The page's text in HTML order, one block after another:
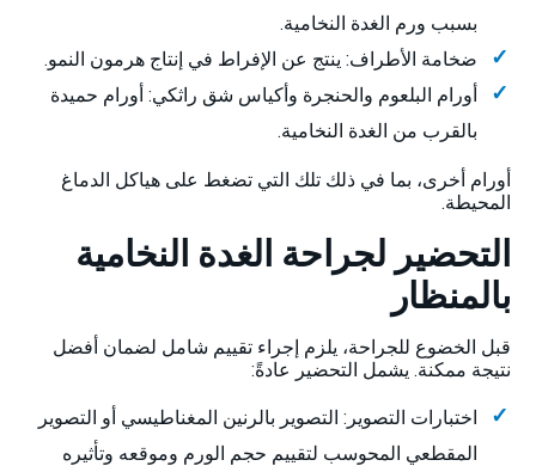
بسبب ورم الغدة النخامية.
ضخامة الأطراف: ينتج عن الإفراط في إنتاج هرمون النمو.
أورام البلعوم والحنجرة وأكياس شق راثكي: أورام حميدة
بالقرب من الغدة النخامية.
أورام أخرى، بما في ذلك تلك التي تضغط على هياكل الدماغ
المحيطة.
التحضير لجراحة الغدة النخامية
بالمنظار
قبل الخضوع للجراحة، يلزم إجراء تقييم شامل لضمان أفضل
نتيجة ممكنة. يشمل التحضير عادةً:
اختبارات التصوير: التصوير بالرنين المغناطيسي أو التصوير
المقطعي المحوسب لتقييم حجم الورم وموقعه وتأثيره